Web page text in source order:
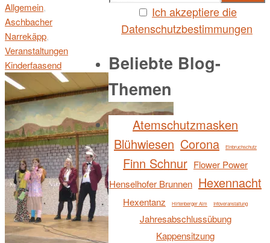
Allgemein,
Aschbacher
Narrekäpp,
Veranstaltungen
Kinderfaasend
Ich akzeptiere die
Datenschutzbestimmungen
Beliebte Blog-
Themen
Atemschutzmasken
Blühwiesen Corona Einbruchschutz
Finn Schnur Flower Power
Henselhofer Brunnen Hexennacht
Hexentanz Hirtenberger Alm Infoveranstaltung
Jahresabschlussübung
Kappensitzung